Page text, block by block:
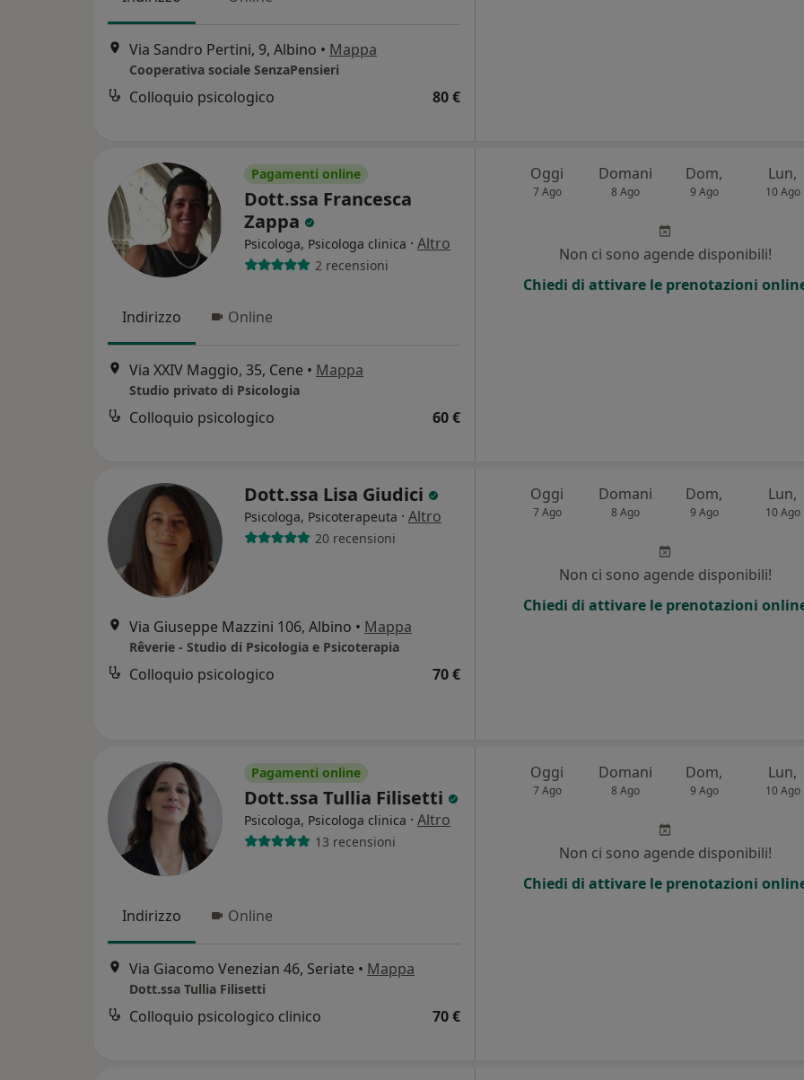
Via Sandro Pertini, 9, Albino • Mappa
Cooperativa sociale SenzaPensieri
Colloquio psicologico 80 €
Pagamenti online
Dott.ssa Francesca
Zappa
Psicologa, Psicologa clinica · Altro
2 recensioni
Indirizzo Online
Via XXIV Maggio, 35, Cene • Mappa
Studio privato di Psicologia
Colloquio psicologico 60 €
Oggi
7 Ago
Domani
8 Ago
Dom,
9 Ago
Lun,
10 Ago
Non ci sono agende disponibili!
Chiedi di attivare le prenotazioni
Dott.ssa Lisa Giudici
Psicologa, Psicoterapeuta · Altro
20 recensioni
Via Giuseppe Mazzini 106, Albino • Mappa
Rêverie - Studio di Psicologia e Psicoterapia
Colloquio psicologico 70 €
Oggi
7 Ago
Domani
8 Ago
Dom,
9 Ago
Lun,
10 Ago
Non ci sono agende disponibili!
Chiedi di attivare le prenotazioni
Pagamenti online
Dott.ssa Tullia Filisetti
Psicologa, Psicologa clinica · Altro
13 recensioni
Indirizzo Online
Via Giacomo Venezian 46, Seriate • Mappa
Dott.ssa Tullia Filisetti
Colloquio psicologico clinico 70 €
Oggi
7 Ago
Domani
8 Ago
Dom,
9 Ago
Lun,
10 Ago
Non ci sono agende disponibili!
Chiedi di attivare le prenotazioni